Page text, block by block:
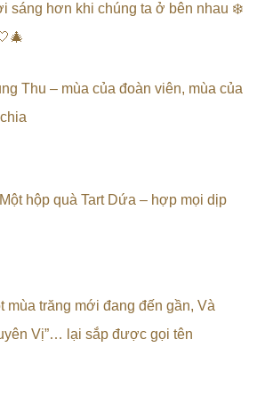
sáng hơn khi chúng ta ở bên nhau ❄️
Thu – mùa của đoàn viên, mùa của
hộp quà Tart Dứa – hợp mọi dịp
mùa trăng mới đang đến gần, Và
Vị”… lại sắp được gọi tên